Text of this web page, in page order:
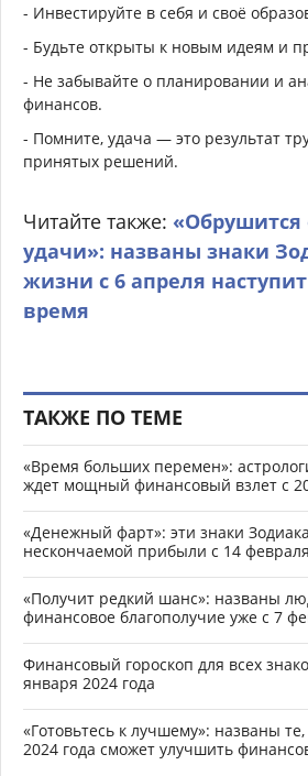
- Инвестируйте в себя и своё
- Будьте открыты к новым идеям и
- Не забывайте о планировании и
финансов.
- Помните, удача — это результат
принятых решений.
Читайте также: «Обрушится
удачи»: названы знаки
жизни с 6 апреля
время
ТАКЖЕ ПО ТЕМЕ
«Время больших перемен»:
ждет мощный финансовый взлет с
«Денежный фарт»: эти знаки
нескончаемой прибыли с 14 февраля
«Получит редкий шанс»: названы
финансовое благополучие уже с 7
Финансовый гороскоп для всех
января 2024 года
«Готовьтесь к лучшему»: названы
2024 года сможет улучшить